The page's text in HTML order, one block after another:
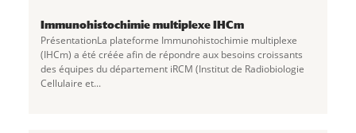
Immunohistochimie multiplexe IHCm
PrésentationLa plateforme Immunohistochimie multiplexe
(IHCm) a été créée afin de répondre aux besoins croissants
des équipes du département iRCM (Institut de Radiobiologie
Cellulaire et...